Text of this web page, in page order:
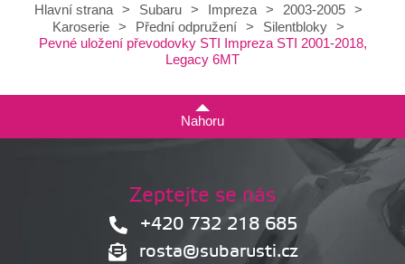
Hlavní strana
> Subaru > Impreza > 2003-2005
>
Karoserie
> Přední odpružení > Silentbloky
>
Pevné uložení převodovky STI Impreza STI 2001-2018,
Legacy 6MT
Nahoru
Zeptejte se nás
+420 732 218 685
rosta@subarusti.cz